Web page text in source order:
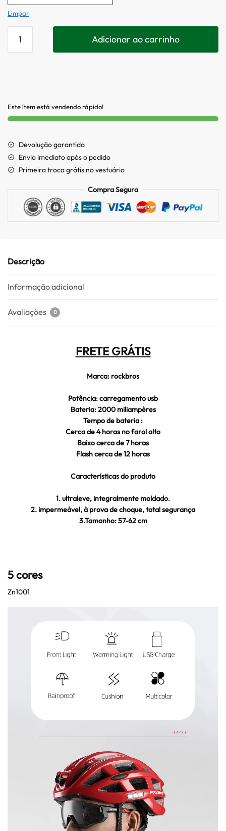
Limpar
Adicionar ao carrinho
Este ítem está vendendo rápido!
Devolução garantida
Envio imediato após o pedido
Primeira troca grátis no vestuário
Compra Segura
Descrição
Informação adicional
Avaliações 0
FRETE GRÁTIS
Marca: rockbros
Potência: carregamento usb
Bateria: 2000 miliampères
Tempo de bateria :
Cerca de 4 horas no farol alto
Baixo cerca de 7 horas
Flash cerca de 12 horas
Características do produto
1. ultraleve, integralmente moldado.
2. impermeável, à prova de choque, total segurança
3.Tamanho: 57-62 cm
5 cores
Zn1001